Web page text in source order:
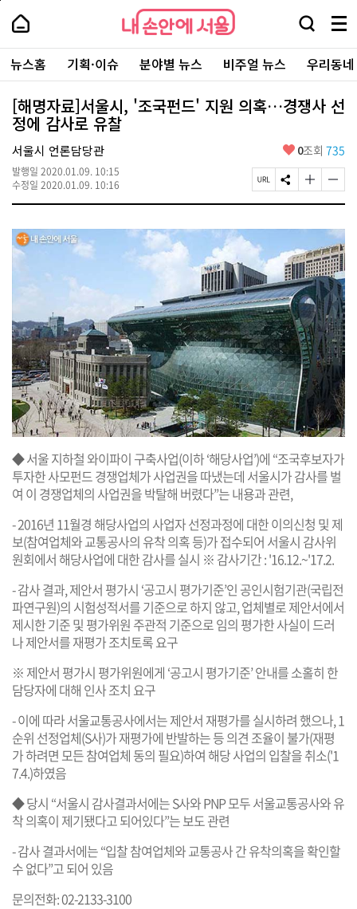
본
로
가
내
손
안
에
서
울
-
서
울
시
대
표
소
통
포
내
손
에
울
검
창
열
기
메
뉴
전
체
보
기
주
요
서
뉴스홈 기획·이슈 분야별 뉴스 비주얼 뉴스 우리동
[해명자료]서울시, '조국펀드' 지원 의혹…경쟁사 선
정에 감사로 유찰
서울시 언론담당관
발행일 2020.01.09. 10:15
수정일 2020.01.09. 10:16
좋
요
0조회 735
페
이
U
복
사
S
N
공
하
기
글
자
기
게
변
경
하
기
글
자
기
작
게
변
경
하
기
◆ 서울 지하철 와이파이 구축사업(이하 ‘해당사업’)에 “조국후보자가
투자한 사모펀드 경쟁업체가 사업권을 따냈는데 서울시가 감사를 벌
여 이 경쟁업체의 사업권을 박탈해 버렸다”는 내용과 관련,
- 2016년 11월경 해당사업의 사업자 선정과정에 대한 이의신청 및 제
보(참여업체와 교통공사의 유착 의혹 등)가 접수되어 서울시 감사위
원회에서 해당사업에 대한 감사를 실시 ※ 감사기간 : '16.12.~'17.2.
- 감사 결과, 제안서 평가시 ‘공고시 평가기준’인 공인시험기관(국립전
파연구원)의 시험성적서를 기준으로 하지 않고, 업체별로 제안서에서
제시한 기준 및 평가위원 주관적 기준으로 임의 평가한 사실이 드러
나 제안서를 재평가 조치토록 요구
※ 제안서 평가시 평가위원에게 ‘공고시 평가기준’ 안내를 소홀히 한
담당자에 대해 인사 조치 요구
- 이에 따라 서울교통공사에서는 제안서 재평가를 실시하려 했으나, 1
순위 선정업체(S사)가 재평가에 반발하는 등 의견 조율이 불가(재평
가 하려면 모든 참여업체 동의 필요)하여 해당 사업의 입찰을 취소('1
7.4.)하였음
◆ 당시 “서울시 감사결과서에는 S사와 PNP 모두 서울교통공사와 유
착 의혹이 제기됐다고 되어있다”는 보도 관련
- 감사 결과서에는 “입찰 참여업체와 교통공사 간 유착의혹을 확인할
수 없다”고 되어 있음
문의전화: 02-2133-3100
페
상
단
로